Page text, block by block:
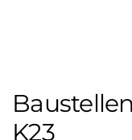
K23